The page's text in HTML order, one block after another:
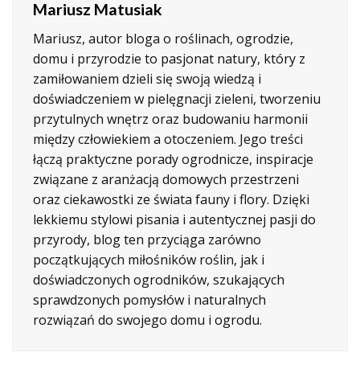
Mariusz Matusiak
Mariusz, autor bloga o roślinach, ogrodzie,
domu i przyrodzie to pasjonat natury, który z
zamiłowaniem dzieli się swoją wiedzą i
doświadczeniem w pielęgnacji zieleni, tworzeniu
przytulnych wnętrz oraz budowaniu harmonii
między człowiekiem a otoczeniem. Jego treści
łączą praktyczne porady ogrodnicze, inspiracje
związane z aranżacją domowych przestrzeni
oraz ciekawostki ze świata fauny i flory. Dzięki
lekkiemu stylowi pisania i autentycznej pasji do
przyrody, blog ten przyciąga zarówno
początkujących miłośników roślin, jak i
doświadczonych ogrodników, szukających
sprawdzonych pomysłów i naturalnych
rozwiązań do swojego domu i ogrodu.